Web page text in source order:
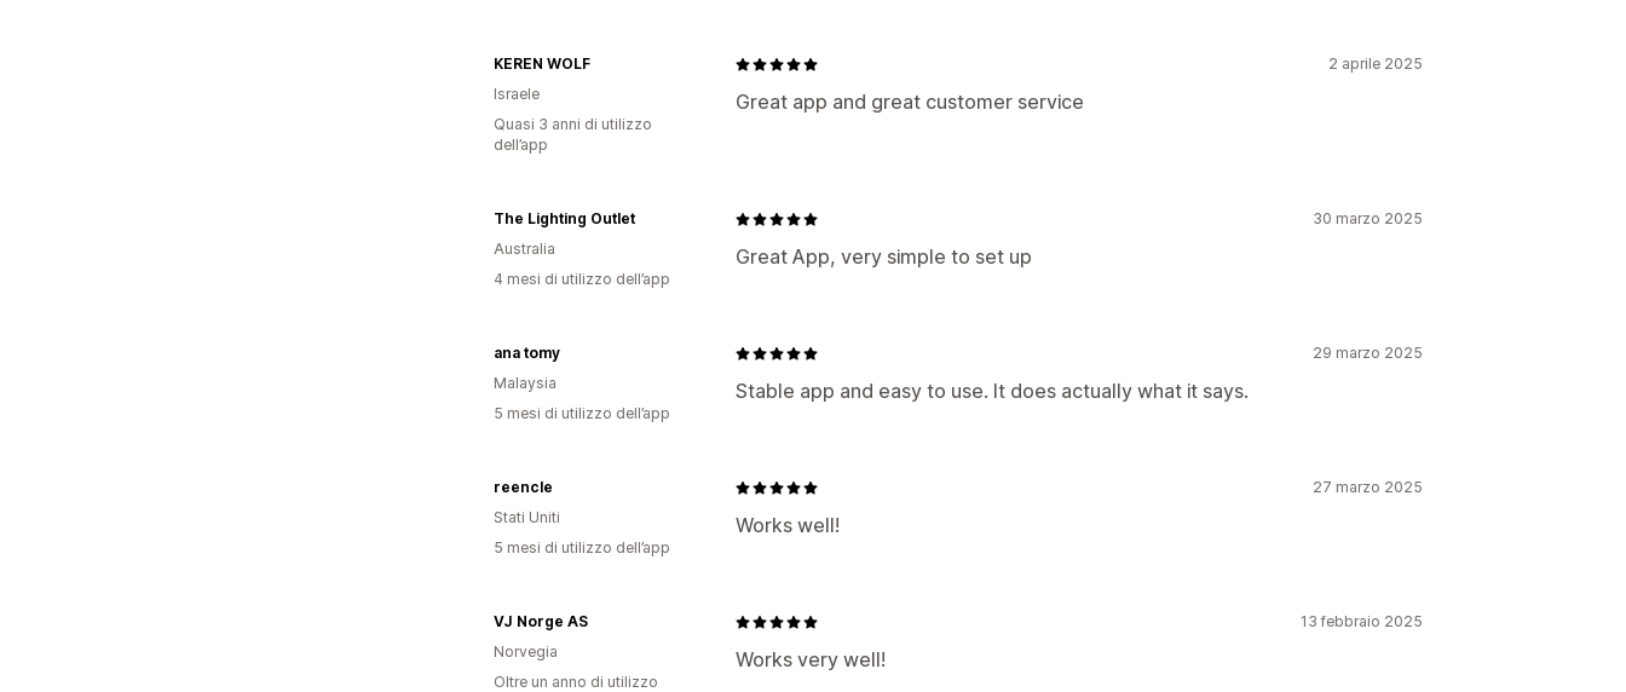
2 aprile 2025
Great app and great customer service
KEREN WOLF
Israele
Quasi 3 anni di utilizzo
dell’app
30 marzo 2025
Great App, very simple to set up
The Lighting Outlet
Australia
4 mesi di utilizzo dell’app
29 marzo 2025
Stable app and easy to use. It does actually what it says.
ana tomy
Malaysia
5 mesi di utilizzo dell’app
27 marzo 2025
Works well!
reencle
Stati Uniti
5 mesi di utilizzo dell’app
13 febbraio 2025
Works very well!
VJ Norge AS
Norvegia
Oltre un anno di utilizzo